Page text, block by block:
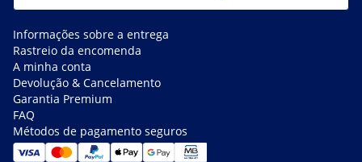
Informações sobre a entrega
Rastreio da encomenda
A minha conta
Devolução & Cancelamento
Garantia Premium
FAQ
Métodos de pagamento seguros